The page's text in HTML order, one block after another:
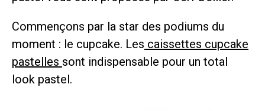
Commençons par la star des podiums du
moment : le cupcake. Les caissettes cupcake
pastelles sont indispensable pour un total
look pastel.